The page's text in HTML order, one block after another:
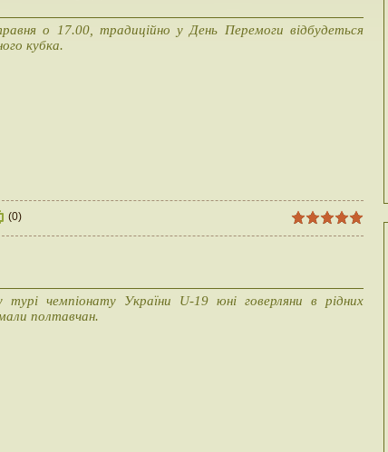
о 17.00, традиційно у День Перемоги відбудеться
кубка.
(0)
турі чемпіонату України U-19 юні говерляни в рідних
полтавчан.